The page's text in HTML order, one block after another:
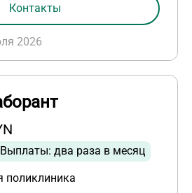
2026
Контакты
Выплаты: два раза в месяц
поликлиника